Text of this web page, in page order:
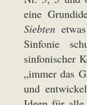
eine
Siebten
Sinfonie
sinfonischer
„immer das
und